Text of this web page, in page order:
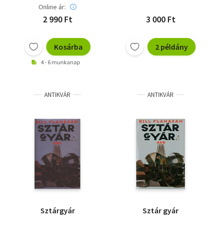
Online ár:
2 990 Ft
Kosárba
4 - 6 munkanap
3 000 Ft
2 példány
ANTIKVÁR
Sztárgyár
ANTIKVÁR
Sztár gyár